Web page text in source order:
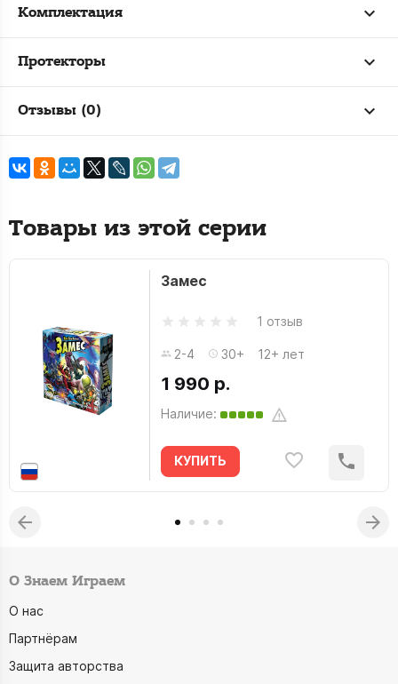
Комплектация
Протекторы
Отзывы (0)
Товары из этой серии
Замес
1 отзыв
2-4 30+ 12+ лет
1 990 р.
Наличие:
КУПИТЬ
О Знаем Играем
О нас
Партнёрам
Защита авторства